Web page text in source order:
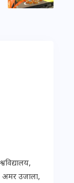
उजाला,